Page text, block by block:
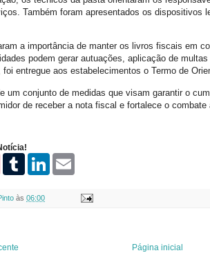
Também foram apresentados os dispositivos
a importância de manter os livros fiscais em
podem gerar autuações, aplicação de
entregue aos estabelecimentos o Termo de
um conjunto de medidas que visam garantir o
de receber a nota fiscal e fortalece o
P
e
t
T
l
L
às 06:00
Página inicial